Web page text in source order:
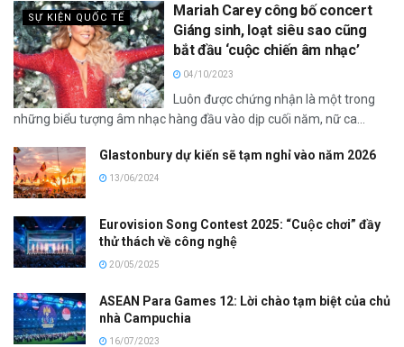
SỰ KIỆN QUỐC TẾ
Mariah Carey công bố concert
Giáng sinh, loạt siêu sao cũng
bắt đầu ‘cuộc chiến âm nhạc’
04/10/2023
Luôn được chứng nhận là một trong
những biểu tượng âm nhạc hàng đầu vào dịp cuối năm, nữ ca...
Glastonbury dự kiến sẽ tạm nghỉ vào năm 2026
13/06/2024
Eurovision Song Contest 2025: “Cuộc chơi” đầy
thử thách về công nghệ
20/05/2025
ASEAN Para Games 12: Lời chào tạm biệt của chủ
nhà Campuchia
16/07/2023